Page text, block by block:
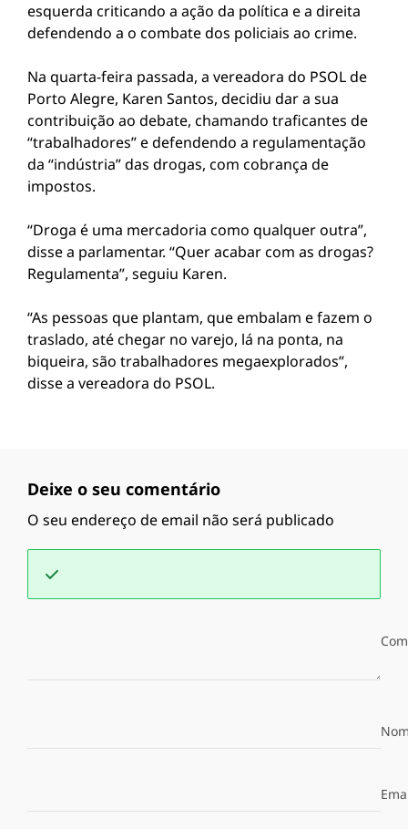
esquerda criticando a ação da política e a direita
defendendo a o combate dos policiais ao crime.
Na quarta-feira passada, a vereadora do PSOL de
Porto Alegre, Karen Santos, decidiu dar a sua
contribuição ao debate, chamando traficantes de
“trabalhadores” e defendendo a regulamentação
da “indústria” das drogas, com cobrança de
impostos.
“Droga é uma mercadoria como qualquer outra”,
disse a parlamentar. “Quer acabar com as drogas?
Regulamenta”, seguiu Karen.
“As pessoas que plantam, que embalam e fazem o
traslado, até chegar no varejo, lá na ponta, na
biqueira, são trabalhadores megaexplorados”,
disse a vereadora do PSOL.
Deixe o seu comentário
O seu endereço de email não será publicado